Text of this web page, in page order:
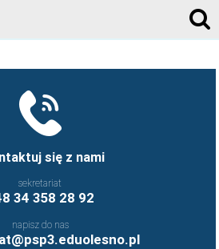
się z nami
sekretariat
34 358 28 92
napisz do nas